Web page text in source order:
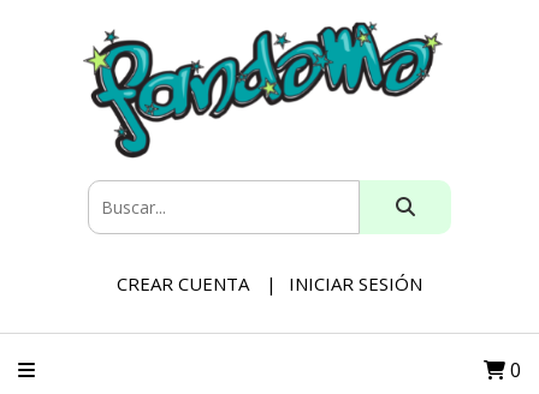
CREAR CUENTA INICIAR SESIÓN
0